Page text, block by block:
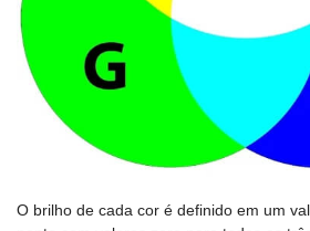
O brilho de cada cor é definido em um